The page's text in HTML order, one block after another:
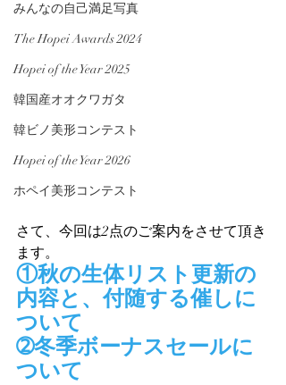
みんなの自己満足写真
The Hopei Awards 2024
Hopei of the Year 2025
韓国産オオクワガタ
韓ビノ美形コンテスト
Hopei of the Year 2026
ホペイ美形コンテスト
さて、今回は2点のご案内をさせて頂き
ます。
①秋の生体リスト更新の
内容と、付随する催しに
ついて
➁冬季ボーナスセールに
ついて